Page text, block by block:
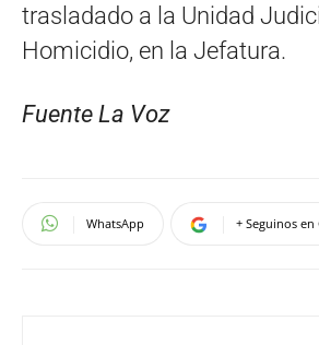
trasladado a la Unidad
Homicidio, en la Jefatura.
Fuente La Voz
WhatsApp + Seguinos en